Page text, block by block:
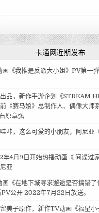
卡通网近期发布
画《我推是反派大小姐》PV第一
品，新作手游企划《STREAM
《赛马娘》总制作人、偶像大师
原章弘
咔，这么可爱的小朋友，阿尼亚
年4月9日开始热播动画《 间谍过
亚
画《在地下城寻求邂逅是否搞错了
PV公开 2022年7月22日放送。
美子原作，新作TV动画《福星小